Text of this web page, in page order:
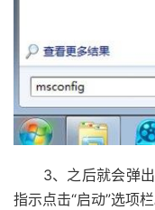
3、之后就会弹出
指示点击“启动”选项栏